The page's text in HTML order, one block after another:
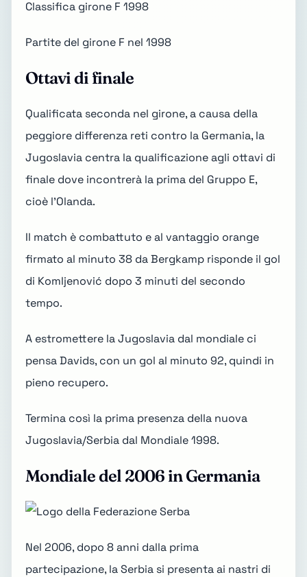
Classifica girone F 1998
Partite del girone F nel 1998
Ottavi di finale
Qualificata seconda nel girone, a causa della
peggiore differenza reti contro la Germania, la
Jugoslavia centra la qualificazione agli ottavi di
finale dove incontrerà la prima del Gruppo E,
cioè l'Olanda.
Il match è combattuto e al vantaggio orange
firmato al minuto 38 da Bergkamp risponde il gol
di Komljenović dopo 3 minuti del secondo
tempo.
A estromettere la Jugoslavia dal mondiale ci
pensa Davids, con un gol al minuto 92, quindi in
pieno recupero.
Termina così la prima presenza della nuova
Jugoslavia/Serbia dal Mondiale 1998.
Mondiale del 2006 in Germania
Nel 2006, dopo 8 anni dalla prima
partecipazione, la Serbia si presenta ai nastri di